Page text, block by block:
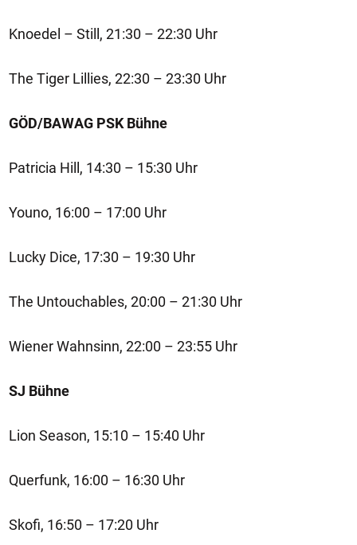
Knoedel – Still, 21:30 – 22:30 Uhr
The Tiger Lillies, 22:30 – 23:30 Uhr
GÖD/BAWAG PSK Bühne
Patricia Hill, 14:30 – 15:30 Uhr
Youno, 16:00 – 17:00 Uhr
Lucky Dice, 17:30 – 19:30 Uhr
The Untouchables, 20:00 – 21:30 Uhr
Wiener Wahnsinn, 22:00 – 23:55 Uhr
SJ Bühne
Lion Season, 15:10 – 15:40 Uhr
Querfunk, 16:00 – 16:30 Uhr
Skofi, 16:50 – 17:20 Uhr